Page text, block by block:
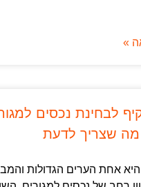
»
לבחינת נכסים
מה שצריך לדעת
היא אחת הערים הגדולות